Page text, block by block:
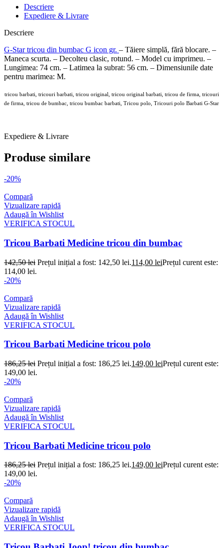
Descriere
Expediere & Livrare
Descriere
G-Star tricou din bumbac G icon gr. – Tăiere simplă, fără blocare. –
Maneca scurta. – Decolteu clasic, rotund. – Model cu imprimeu. –
Lungimea: 74 cm. – Latimea la subrat: 56 cm. – Dimensiunile date
pentru marimea: M.
tricou barbati, tricouri barbati, tricou original, tricou original barbati, tricou de firma, tricouri
de firma, tricou de bumbac, tricou bumbac barbati, Tricou polo, Tricouri polo Barbati G-Star
Expediere & Livrare
Produse similare
-20%
Compară
Vizualizare rapidă
Adaugă în Wishlist
VERIFICA STOCUL
Tricou Barbati Medicine tricou din bumbac
142,50lei Prețul inițial a fost: 142,50 lei.114,00 leiPrețul curent este:
114,00 lei.
-20%
Compară
Vizualizare rapidă
Adaugă în Wishlist
VERIFICA STOCUL
Tricou Barbati Medicine tricou polo
186,25lei Prețul inițial a fost: 186,25 lei.149,00 leiPrețul curent este:
149,00 lei.
-20%
Compară
Vizualizare rapidă
Adaugă în Wishlist
VERIFICA STOCUL
Tricou Barbati Medicine tricou polo
186,25lei Prețul inițial a fost: 186,25 lei.149,00 leiPrețul curent este:
149,00 lei.
-20%
Compară
Vizualizare rapidă
Adaugă în Wishlist
VERIFICA STOCUL